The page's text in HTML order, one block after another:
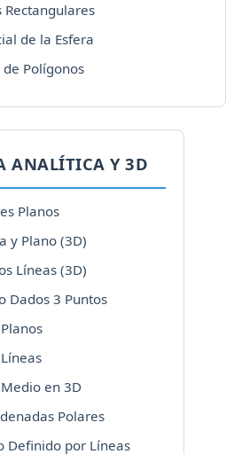
Rectangulares
de la Esfera
Polígonos
ANALÍTICA Y 3D
Planos
y Plano (3D)
Líneas (3D)
Dados 3 Puntos
en 3D
Polares
Definido por Líneas